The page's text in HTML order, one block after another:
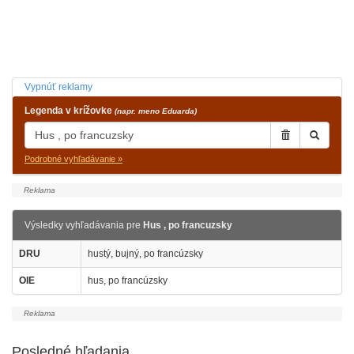
Vypnúť reklamy
Legenda v krížovke (napr. meno Eduarda)
Podrobné vyhľadávanie »
Výsledky vyhľadávania pre Hus , po francuzsky
DRU hustý, bujný, po francúzsky
OIE hus, po francúzsky